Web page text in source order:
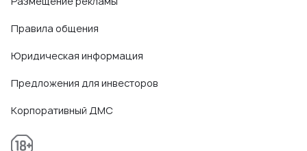
Правила общения
Юридическая информация
Предложения для инвесторов
Корпоративный ДМС